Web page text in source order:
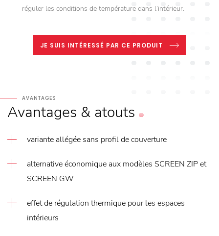
réguler les conditions de température dans l’intérieur.
JE SUIS INTÉRESSÉ PAR CE PRODUIT
AVANTAGES
Avantages & atouts
variante allégée sans profil de couverture
alternative économique aux modèles SCREEN ZIP et
SCREEN GW
effet de régulation thermique pour les espaces
intérieurs